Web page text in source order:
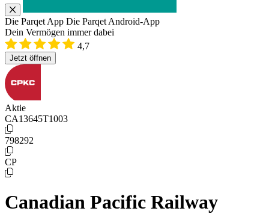
Die Parqet App Die Parqet Android-App
Dein Vermögen immer dabei
4,7
Jetzt öffnen
Aktie
CA13645T1003
798292
CP
Canadian Pacific Railway